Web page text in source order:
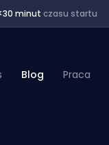
minutczasu startu
Blog Praca